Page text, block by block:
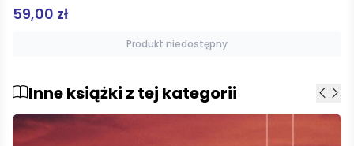
59,00 zł
Produkt niedostępny
Inne książki z tej kategorii